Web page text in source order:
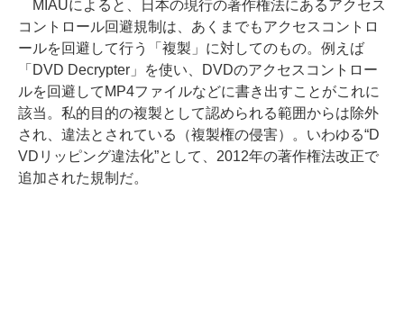
MIAUによると、日本の現行の著作権法にあるアクセス
コントロール回避規制は、あくまでもアクセスコントロ
ールを回避して行う「複製」に対してのもの。例えば
「DVD Decrypter」を使い、DVDのアクセスコントロー
ルを回避してMP4ファイルなどに書き出すことがこれに
該当。私的目的の複製として認められる範囲からは除外
され、違法とされている（複製権の侵害）。いわゆる“D
VDリッピング違法化”として、2012年の著作権法改正で
追加された規制だ。